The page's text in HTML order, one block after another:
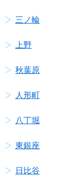
三ノ輪
上野
秋葉原
人形町
八丁堀
東銀座
日比谷